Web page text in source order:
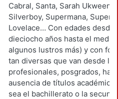
Cabral, Santa, Sarah Ukween,
Silverboy, Supermana,
Lovelace… Con edades desde
dieciocho años hasta el medio
algunos lustros más) y con
tan diversas que van desde
profesionales, posgrados,
ausencia de títulos
sea el bachillerato o la